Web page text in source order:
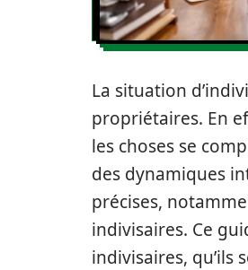
La situation
propriétaires. En
les choses se
des dynamiques
précises,
indivisaires. Ce
indivisaires,